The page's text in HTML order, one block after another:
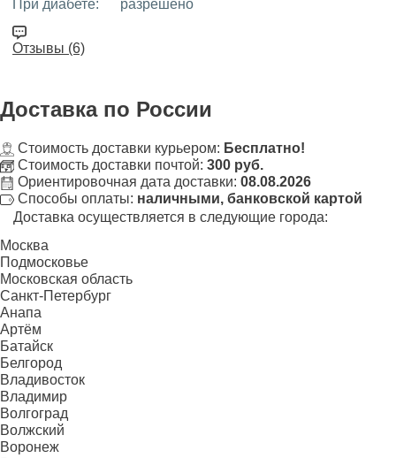
При диабете:
разрешено
Отзывы (6)
Доставка по России
Стоимость доставки курьером: Бесплатно!
Стоимость доставки почтой: 300 руб.
Ориентировочная дата доставки: 08.08.2026
Способы оплаты: наличными, банковской картой
Доставка осуществляется в следующие города:
Москва
Подмосковье
Московская область
Санкт-Петербург
Анапа
Артём
Батайск
Белгород
Владивосток
Владимир
Волгоград
Волжский
Воронеж